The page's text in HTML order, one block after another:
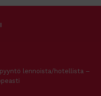
lennoista/hotellista –